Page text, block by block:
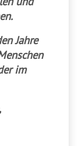
Jahre
im